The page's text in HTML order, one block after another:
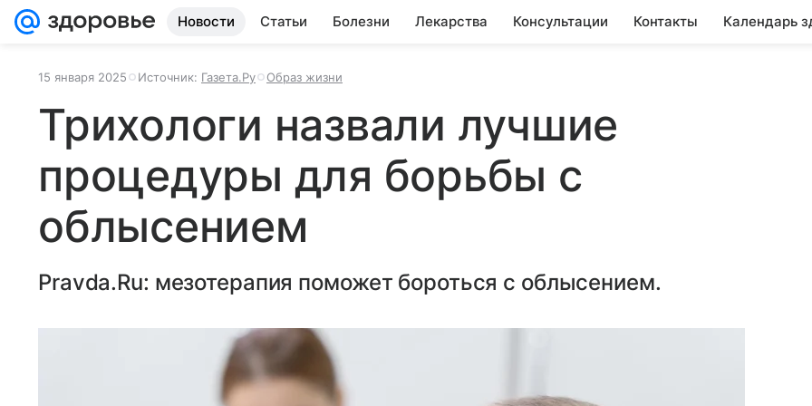
Новости Статьи Болезни Лекарства Консультации Контакты Календарь
15 января 2025 Источник: Газета.Ру Образ жизни
Трихологи назвали лучшие
процедуры для борьбы с
облысением
Pravda.Ru: мезотерапия поможет бороться с облысением.